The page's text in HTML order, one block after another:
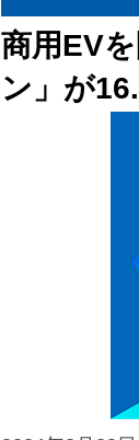
商用EV
ン」が